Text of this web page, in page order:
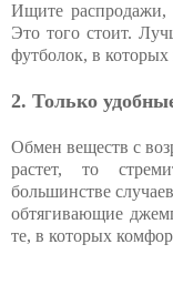
Ищите распродажи,
Это того стоит.
футболок, в которых
2. Только
Обмен веществ с
растет, то
большинстве
обтягивающие
те, в которых